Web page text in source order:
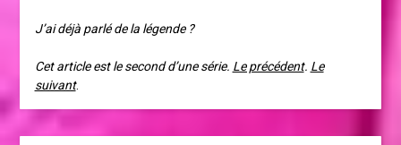
J’ai déjà parlé de la légende ?
Cet article est le second d’une série. Le précédent. Le
suivant.